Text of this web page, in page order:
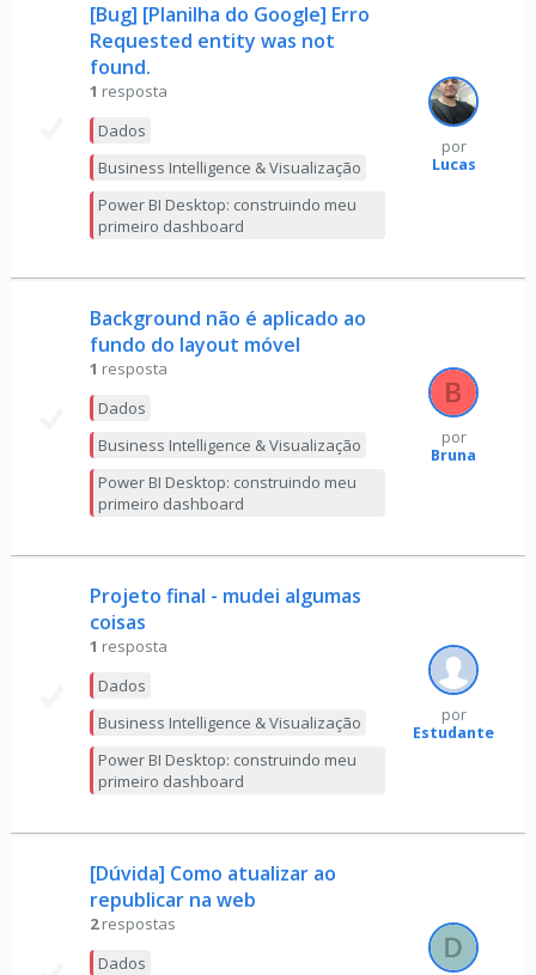
[Bug] [Planilha do Google] Erro
Requested entity was not
found.
1 resposta
Dados
Business Intelligence & Visualização
Power BI Desktop: construindo meu
primeiro dashboard
por
Lucas
Background não é aplicado ao
fundo do layout móvel
1 resposta
Dados
Business Intelligence & Visualização
Power BI Desktop: construindo meu
primeiro dashboard
por
Bruna
Projeto final - mudei algumas
coisas
1 resposta
Dados
Business Intelligence & Visualização
Power BI Desktop: construindo meu
primeiro dashboard
por
Estudante
[Dúvida] Como atualizar ao
republicar na web
2 respostas
Dados